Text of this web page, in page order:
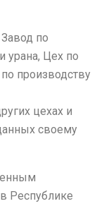
по
урана, Цех по
производству
цехах и
своему
Республике